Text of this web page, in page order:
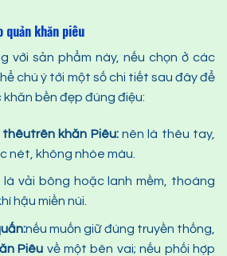
quản khăn piêu
với sản phẩm này, nếu chọn ở các
chú ý tới một số chi tiết sau đây để
bền đẹp đúng điệu:
thêutrên khăn Piêu:nên là thêu tay,
nét, không nhòe màu.
là vải bông hoặc lanh mềm, thoáng
hậu miền núi.
nếu muốn giữ đúng truyền thống,
Piêu về một bên vai; nếu phối hợp